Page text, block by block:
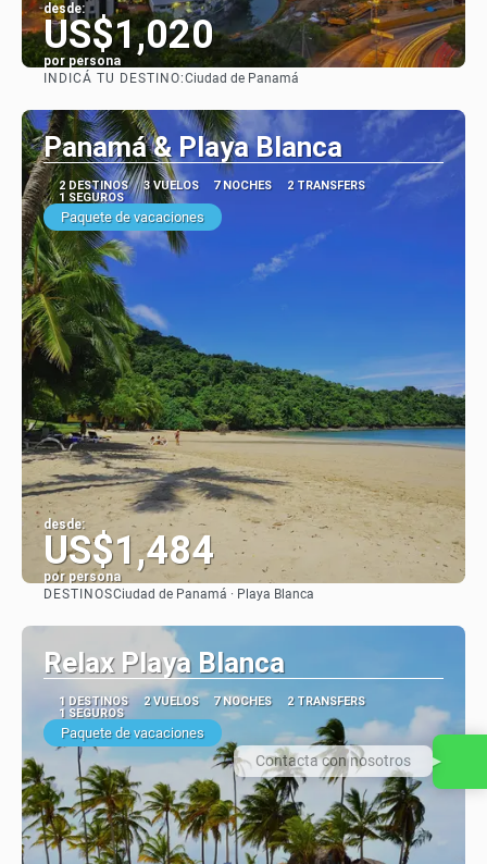
desde:
US$1,020
por persona
INDICÁ TU DESTINO:Ciudad de Panamá
Panamá & Playa Blanca
2 DESTINOS 3 VUELOS 7 NOCHES
2 TRANSFERS
1 SEGUROS
Paquete de vacaciones
desde:
US$1,484
por persona
DESTINOSCiudad de Panamá · Playa Blanca
Relax Playa Blanca
1 DESTINOS 2 VUELOS 7 NOCHES
2 TRANSFERS
1 SEGUROS
Paquete de vacaciones
Contacta con nosotros